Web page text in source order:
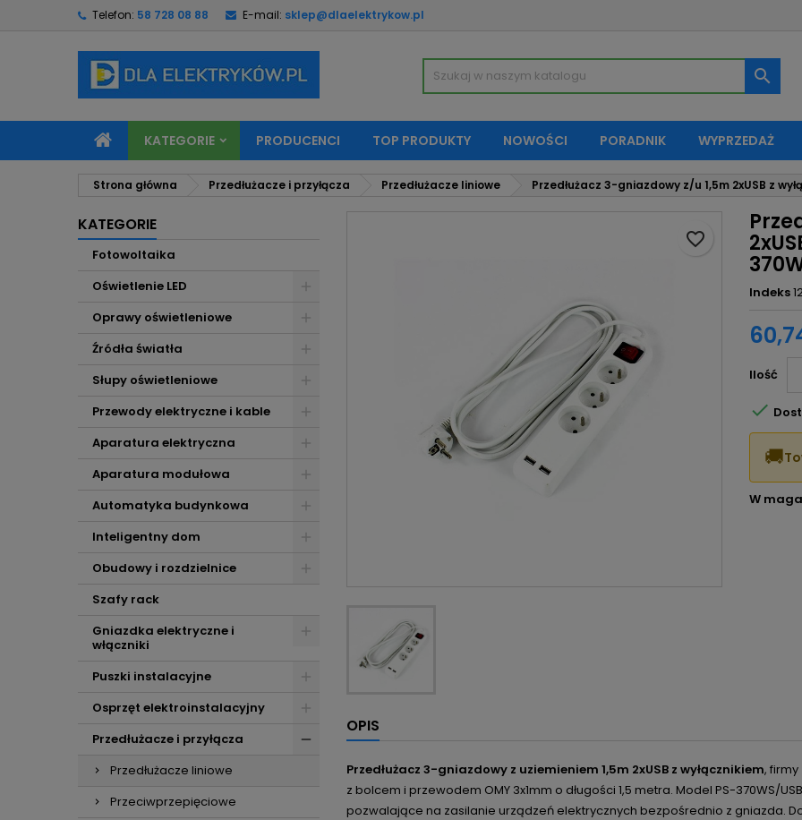
Telefon: 58 728 08 88 E-mail: sklep@dlaelektrykow.pl

KATEGORIE PRODUCENCI TOP PRODUKTY NOWOŚCI PORADNIK WYPRZEDAŻ
Strona główna Przedłużacze i przyłącza Przedłużacze liniowe Przedłużacz 3-gniazdowy z/u 1,5m 2xUSB z
KATEGORIE
Fotowoltaika
Oświetlenie LED
Oprawy oświetleniowe
Źródła światła
Słupy oświetleniowe
Przewody elektryczne i kable
Aparatura elektryczna
Aparatura modułowa
Automatyka budynkowa
Inteligentny dom
Obudowy i rozdzielnice
Szafy rack
Gniazdka elektryczne i
włączniki
Puszki instalacyjne
Osprzęt elektroinstalacyjny
Przedłużacze i przyłącza
Przedłużacze liniowe
Przeciwprzepięciowe
Indeks
Ilość
favorite_border

🚚
W
OPIS
Przedłużacz 3-gniazdowy z uziemieniem 1,5m 2xUSB z wyłącznikiem, firmy
z bolcem i przewodem OMY 3x1mm o długości 1,5 metra. Model PS-370WS/
pozwalające na zasilanie urządzeń elektrycznych bezpośrednio z gniazda.
Moje listy życzeń
Utwórz nową listę
Utwórz listę życzeń
Anuluj Utwórz listę życzeń
Zaloguj się
Musisz być zalogowany by zapisać produkty na swojej liście życzeń.